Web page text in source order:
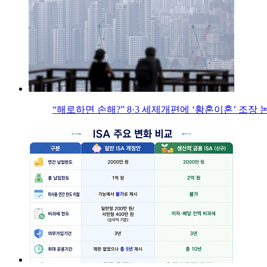
“해로하면 손해?” 8·3 세제개편에 ‘황혼이혼’ 조장